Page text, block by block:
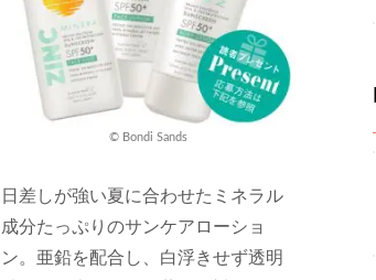
© Bondi Sands
日差しが強い夏に合わせたミネラル
成分たっぷりのサンケアローショ
ン。亜鉛を配合し、白浮きせず透明